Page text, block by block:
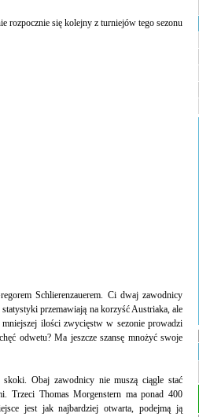
rozpocznie się kolejny z turniejów tego sezonu
Schlierenzauerem. Ci dwaj zawodnicy
przemawiają na korzyść Austriaka, ale
ilości zwycięstw w sezonie prowadzi
odwetu? Ma jeszcze szansę mnożyć swoje
Obaj zawodnicy nie muszą ciągle stać
Trzeci Thomas Morgenstern ma ponad 400
jest jak najbardziej otwarta, podejmą ją